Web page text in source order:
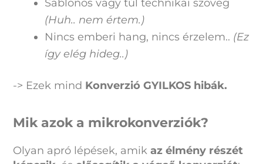
Sablonos vagy túl technikai szöveg
(Huh.. nem értem.)
Nincs emberi hang, nincs érzelem.. (Ez
így elég hideg..)
-> Ezek mind Konverzió GYILKOS hibák.
Mik azok a mikrokonverziók?
Olyan apró lépések, amikaz élmény részét